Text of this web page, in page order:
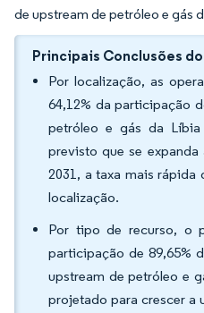
de upstream de petróleo e gás
Principais Conclusões
Por localização, as
64,12% da participação
petróleo e gás da
previsto que se expanda
2031, a taxa mais
localização.
Por tipo de recurso, o
participação de 89,65%
upstream de petróleo e
projetado para crescer a